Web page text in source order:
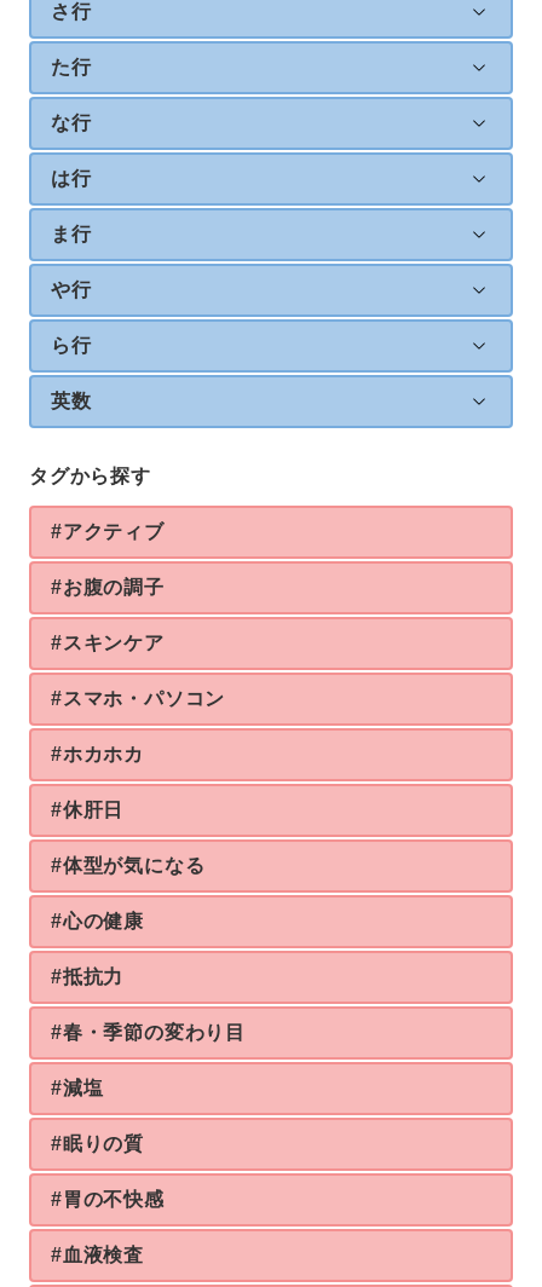
さ行
た行
な行
は行
ま行
や行
ら行
英数
タグから探す
#アクティブ
#お腹の調子
#スキンケア
#スマホ・パソコン
#ホカホカ
#休肝日
#体型が気になる
#心の健康
#抵抗力
#春・季節の変わり目
#減塩
#眠りの質
#胃の不快感
#血液検査